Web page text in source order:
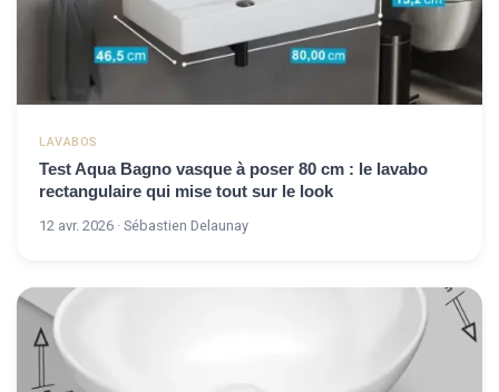
LAVABOS
Test Aqua Bagno vasque à poser 80 cm : le lavabo
rectangulaire qui mise tout sur le look
12 avr. 2026 · Sébastien Delaunay